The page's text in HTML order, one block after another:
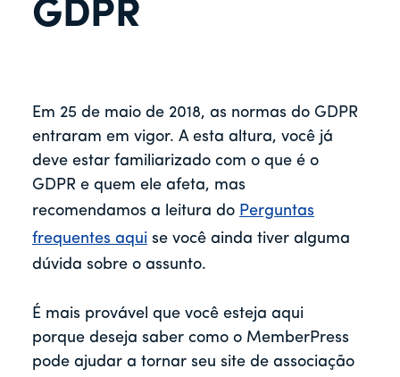
GDPR
Em 25 de maio de 2018, as normas do GDPR
entraram em vigor. A esta altura, você já
deve estar familiarizado com o que é o
GDPR e quem ele afeta, mas
recomendamos a leitura do Perguntas
frequentes aqui se você ainda tiver alguma
dúvida sobre o assunto.
É mais provável que você esteja aqui
porque deseja saber como o MemberPress
pode ajudar a tornar seu site de associação